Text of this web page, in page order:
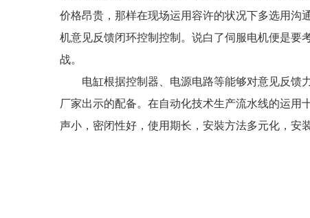
价格昂贵，那样在现场运用容许的状况下多选用沟
机意见反馈闭环控制控制。说白了伺服电机便是要
战。
电缸根据控制器、电源电路等能够对意见反馈
厂家出示的配备。在自动化技术生产流水线的运用
声小，密闭性好，使用期长，安裝方法多元化，安